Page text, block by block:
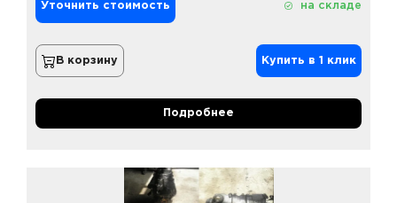
Уточнить стоимость на складе
В корзину Купить в 1 клик
Подробнее